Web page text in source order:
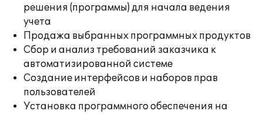
решения (программы) для начала ведения
учета
Продажа выбранных программных продуктов
Сбор и анализ требований заказчика к
автоматизированной системе
Создание интерфейсов и наборов прав
пользователей
Установка программного обеспечения на